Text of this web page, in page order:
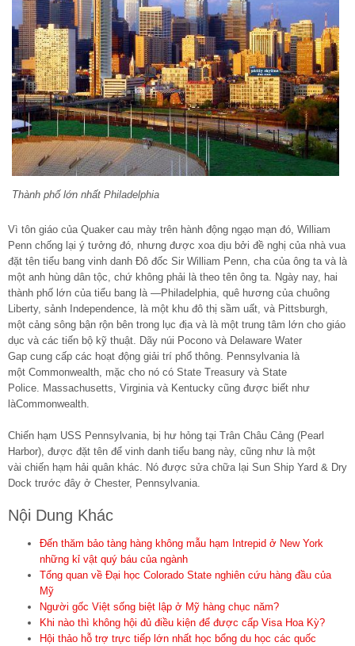
Thành phố lớn nhất Philadelphia
Vì tôn giáo của Quaker cau mày trên hành động ngạo mạn đó, William
Penn chống lại ý tưởng đó, nhưng được xoa dịu bởi đề nghị của nhà vua
đặt tên tiểu bang vinh danh Đô đốc Sir William Penn, cha của ông ta và là
một anh hùng dân tộc, chứ không phải là theo tên ông ta. Ngày nay, hai
thành phố lớn của tiểu bang là —Philadelphia, quê hương của chuông
Liberty, sảnh Independence, là một khu đô thị sầm uất, và Pittsburgh,
một cảng sông bận rộn bên trong lục địa và là một trung tâm lớn cho giáo
dục và các tiến bộ kỹ thuật. Dãy núi Pocono và Delaware Water
Gap cung cấp các hoạt động giải trí phổ thông. Pennsylvania là
một Commonwealth, mặc cho nó có State Treasury và State
Police. Massachusetts, Virginia và Kentucky cũng được biết như
làCommonwealth.
Chiến hạm USS Pennsylvania, bị hư hỏng tại Trân Châu Cảng (Pearl
Harbor), được đặt tên để vinh danh tiểu bang này, cũng như là một
vài chiến hạm hải quân khác. Nó được sửa chữa lại Sun Ship Yard & Dry
Dock trước đây ở Chester, Pennsylvania.
Nội Dung Khác
Đến thăm bảo tàng hàng không mẫu hạm Intrepid ở New York
những kỉ vật quý báu của ngành
Tổng quan về Đại học Colorado State nghiên cứu hàng đầu của
Mỹ
Người gốc Việt sống biệt lập ở Mỹ hàng chục năm?
Khi nào thì không hội đủ điều kiện để được cấp Visa Hoa Kỳ?
Hội thảo hỗ trợ trực tiếp lớn nhất học bổng du học các quốc